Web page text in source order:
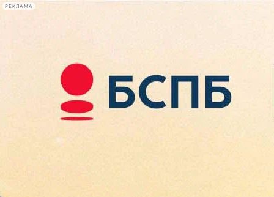
РЕКЛАМА
Сегодня:
2026.08.09
00:31
Афиша Plus